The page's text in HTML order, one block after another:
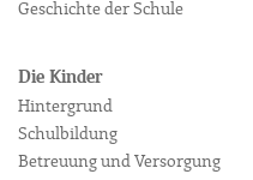
Geschichte der Schule
Die Kinder
Hintergrund
Schulbildung
Betreuung und Versorgung